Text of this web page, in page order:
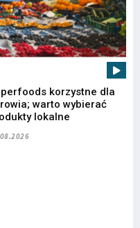
korzystne dla
warto wybierać
lokalne